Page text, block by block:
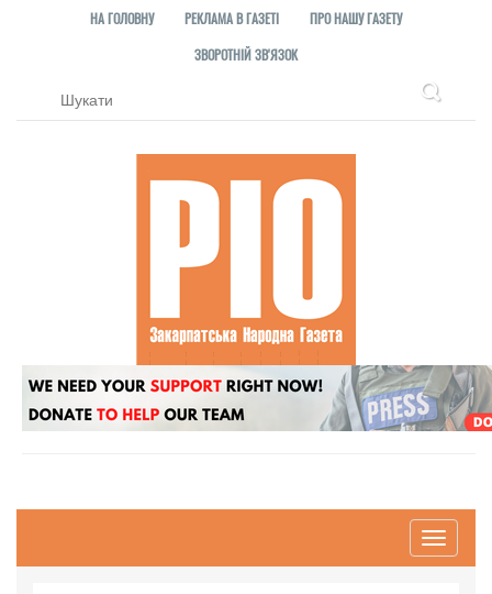
НА ГОЛОВНУ РЕКЛАМА В ГАЗЕТІ
ПРО НАШУ ГАЗЕТУ
ЗВОРОТНІЙ ЗВ'ЯЗОК
Toggle